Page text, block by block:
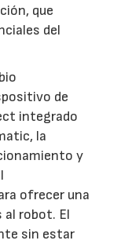
que
del
de
integrado
la
y
ofrecer una
robot. El
sin estar